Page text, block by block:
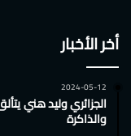
أخر الأخبار
2024-05-12
الجزائري وليد هني
والذاكرة